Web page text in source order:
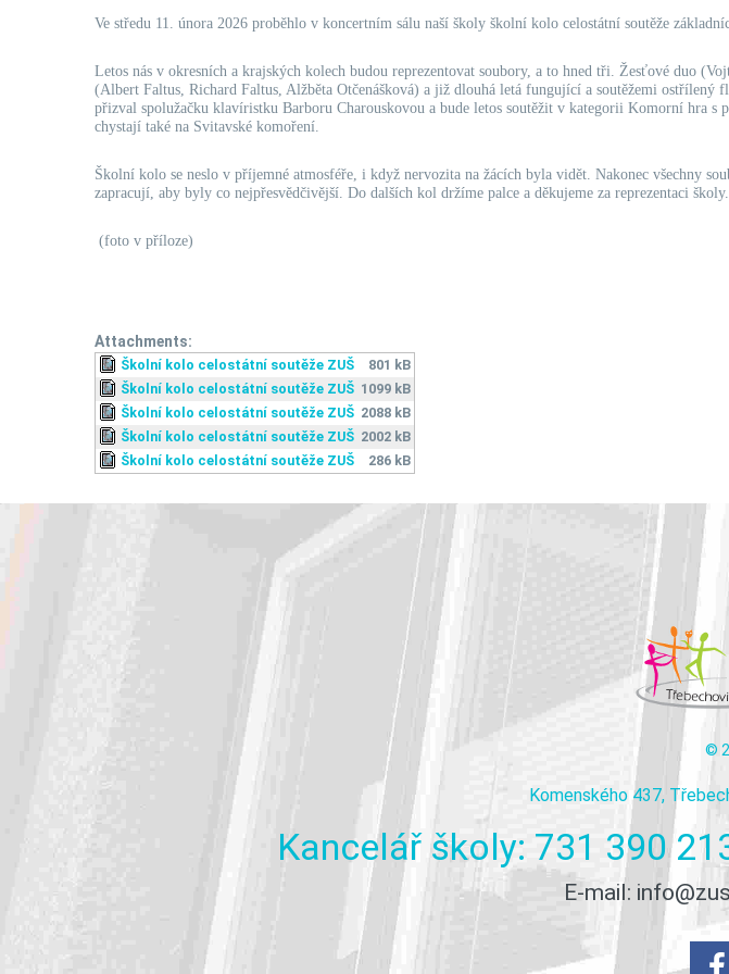
Ve středu 11. února 2026 proběhlo v koncertním sálu naší školy školní kolo celostátní soutěže
Letos nás v okresních a krajských kolech budou reprezentovat soubory, a to hned tři. Žesťové duo
(Albert Faltus, Richard Faltus, Alžběta Otčenášková) a již dlouhá letá fungující a soutěžemi
přizval spolužačku klavíristku Barboru Charouskovou a bude letos soutěžit v kategorii Komorní hra
chystají také na Svitavské komoření.
Školní kolo se neslo v příjemné atmosféře, i když nervozita na žácích byla vidět. Nakonec všechny
zapracují, aby byly co nejpřesvědčivější. Do dalších kol držíme palce a děkujeme za reprezentaci
(foto v příloze)
Attachments:
Školní kolo celostátní soutěže ZUŠ
801 kB
Školní kolo celostátní soutěže ZUŠ 1099 kB
Školní kolo celostátní soutěže ZUŠ 2088 kB
Školní kolo celostátní soutěže ZUŠ 2002 kB
Školní kolo celostátní soutěže ZUŠ
286 kB
©
Komenského 437,
Kancelář školy: 731 390
E-mail: